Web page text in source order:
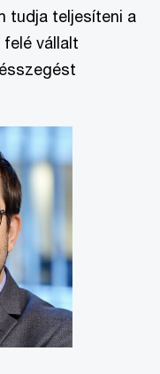
tudja teljesíteni a
vállalt